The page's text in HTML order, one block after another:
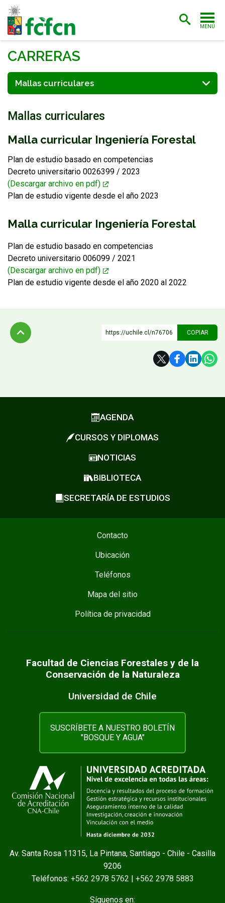
MENÚ
ADMISIÓN
CARRERAS
POSTGRADO
INVESTIGACIÓN
EXTENSIÓN
BIBLIOTECA
ESTUDIANTES ACADÉMICAS/OS
FUNCIONARIAS/OS EGRESADAS/OS
CARRERAS
Mallas curriculares
Mallas curriculares
Malla curricular Ingeniería Forestal
Plan de estudio basado en competencias
Decreto universitario 0026399 / 2023
(Descargar archivo en pdf)
Plan de estudio vigente desde el año 2023
Malla curricular Ingeniería Forestal
Plan de estudio basado en competencias
Decreto universitario 006099 / 2021
(Descargar archivo en pdf)
Plan de estudio vigente desde el año 2020 al 2022
https://uchile.cl/n76706 COPIAR
AGENDA
CURSOS Y DIPLOMAS
NOTICIAS
BIBLIOTECA
SECRETARÍA DE ESTUDIOS
Contacto
Ubicación
Teléfonos
Mapa del sitio
Política de privacidad
Facultad de Ciencias Forestales y de la
Conservación de la Naturaleza
Universidad de Chile
SUSCRÍBETE A NUESTRO BOLETÍN
"BOSQUE Y AGUA"
Av. Santa Rosa 11315, La Pintana, Santiago - Chile - Casilla
9206
Teléfonos: +562 2978 5762 +562 2978 5883
Síguenos en: